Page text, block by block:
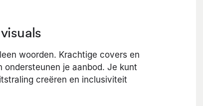
woorden. Krachtige covers en
je aanbod. Je kunt
creëren en inclusiviteit